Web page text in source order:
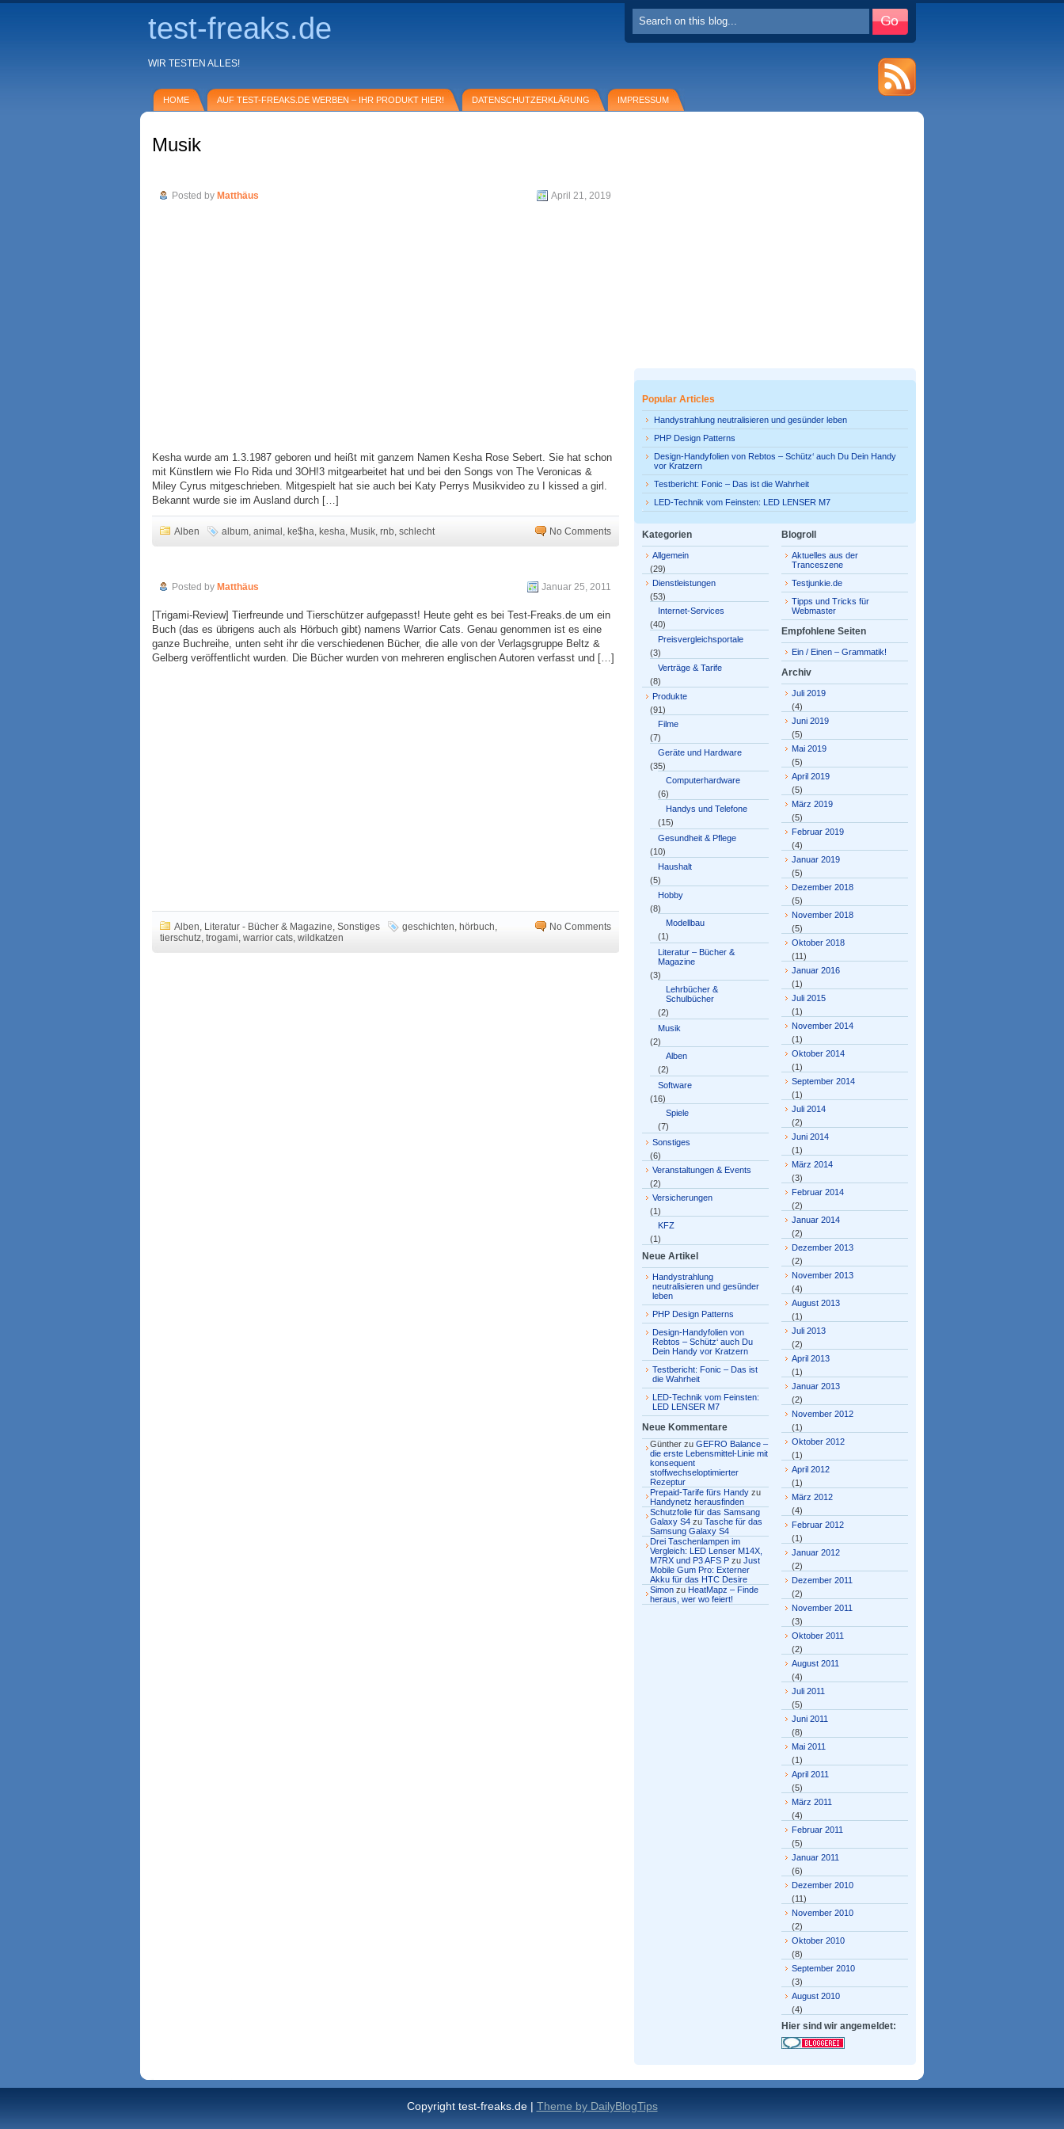
test-freaks.de
WIR TESTEN ALLES!
HOME AUF TEST-FREAKS.DE WERBEN – IHR PRODUKT HIER! DATENSCHUTZERKLÄRUNG IMPRESSUM
Musik
Posted by Matthäus April 21, 2019
Kesha wurde am 1.3.1987 geboren und heißt mit ganzem Namen Kesha Rose Sebert. Sie hat schon
mit Künstlern wie Flo Rida und 3OH!3 mitgearbeitet hat und bei den Songs von The Veronicas &
Miley Cyrus mitgeschrieben. Mitgespielt hat sie auch bei Katy Perrys Musikvideo zu I kissed a girl.
Bekannt wurde sie im Ausland durch […]
Alben album, animal , ke$ha, kesha, Musik, rnb, schlecht No Comments
Posted by Matthäus Januar 25, 2011
[Trigami-Review] Tierfreunde und Tierschützer aufgepasst! Heute geht es bei Test-Freaks.de um ein
Buch (das es übrigens auch als Hörbuch gibt) namens Warrior Cats. Genau genommen ist es eine
ganze Buchreihe, unten seht ihr die verschiedenen Bücher, die alle von der Verlagsgruppe Beltz &
Gelberg veröffentlicht wurden. Die Bücher wurden von mehreren englischen Autoren verfasst und […]
Alben, Literatur - Bücher & Magazine, Sonstiges geschichten, hörbuch,
tierschutz, trogami, warrior cats, wildkatzen
No Comments
Popular Articles
Handystrahlung neutralisieren und gesünder leben
PHP Design Patterns
Design-Handyfolien von Rebtos – Schütz‘ auch Du Dein Handy
vor Kratzern
Testbericht: Fonic – Das ist die Wahrheit
LED-Technik vom Feinsten: LED LENSER M7
Kategorien
Allgemein
(29)
Dienstleistungen
(53)
Internet-Services
(40)
Preisvergleichsportale
(3)
Verträge & Tarife
(8)
Produkte
(91)
Filme
(7)
Geräte und Hardware
(35)
Computerhardware
(6)
Handys und Telefone
(15)
Gesundheit & Pflege
(10)
Haushalt
(5)
Hobby
(8)
Modellbau
(1)
Literatur – Bücher &
Magazine
(3)
Lehrbücher &
Schulbücher
(2)
Musik
(2)
Alben
(2)
Software
(16)
Spiele
(7)
Sonstiges
(6)
Veranstaltungen & Events
(2)
Versicherungen
(1)
KFZ
(1)
Neue Artikel
Handystrahlung
neutralisieren und gesünder
leben
PHP Design Patterns
Design-Handyfolien von
Rebtos – Schütz‘ auch Du
Dein Handy vor Kratzern
Testbericht: Fonic – Das ist
die Wahrheit
LED-Technik vom Feinsten:
LED LENSER M7
Neue Kommentare
Günther zu GEFRO Balance –
die erste Lebensmittel-Linie mit
konsequent
stoffwechseloptimierter
Rezeptur
Prepaid-Tarife fürs Handy zu
Handynetz herausfinden
Schutzfolie für das Samsang
Galaxy S4 zu Tasche für das
Samsung Galaxy S4
Drei Taschenlampen im
Vergleich: LED Lenser M14X,
M7RX und P3 AFS P zu Just
Mobile Gum Pro: Externer
Akku für das HTC Desire
Simon zu HeatMapz – Finde
heraus, wer wo feiert!
Blogroll
Aktuelles aus der
Tranceszene
Testjunkie.de
Tipps und Tricks für
Webmaster
Empfohlene Seiten
Ein / Einen – Grammatik!
Archiv
Juli 2019
(4)
Juni 2019
(5)
Mai 2019
(5)
April 2019
(5)
März 2019
(5)
Februar 2019
(4)
Januar 2019
(5)
Dezember 2018
(5)
November 2018
(5)
Oktober 2018
(11)
Januar 2016
(1)
Juli 2015
(1)
November 2014
(1)
Oktober 2014
(1)
September 2014
(1)
Juli 2014
(2)
Juni 2014
(1)
März 2014
(3)
Februar 2014
(2)
Januar 2014
(2)
Dezember 2013
(2)
November 2013
(4)
August 2013
(1)
Juli 2013
(2)
April 2013
(1)
Januar 2013
(2)
November 2012
(1)
Oktober 2012
(1)
April 2012
(1)
März 2012
(4)
Februar 2012
(1)
Januar 2012
(2)
Dezember 2011
(2)
November 2011
(3)
Oktober 2011
(2)
August 2011
(4)
Juli 2011
(5)
Juni 2011
(8)
Mai 2011
(1)
April 2011
(5)
März 2011
(4)
Februar 2011
(5)
Januar 2011
(6)
Dezember 2010
(11)
November 2010
(2)
Oktober 2010
(8)
September 2010
(3)
August 2010
(4)
Hier sind wir angemeldet:
Copyright test-freaks.de | Theme by DailyBlogTips